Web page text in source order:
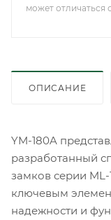
может отличаться
ОПИСАНИЕ
YM-180A
разработанный
замков серии ML-
ключевым
надежности и